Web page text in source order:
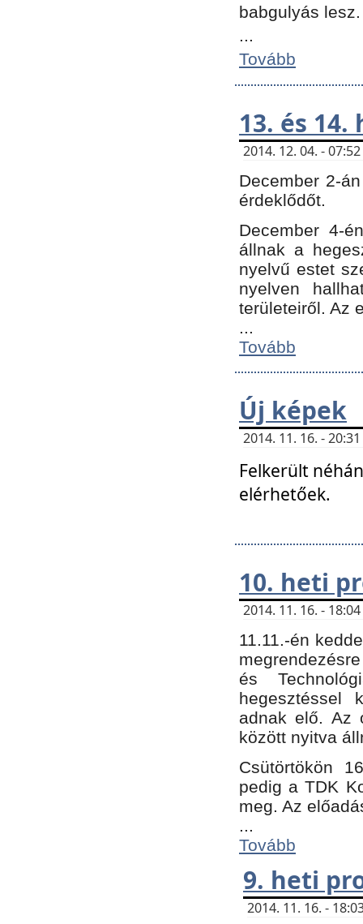
babgulyás
...
Tovább
13. és
2014. 12. 04. -
December 2-
érdeklődőt.
December 4-
állnak a
nyelvű estet
nyelven
területeiről. Az
...
Tovább
Új képek
2014. 11. 16. -
Felkerült
elérhetőek.
10. heti
2014. 11. 16. -
11.11.-én
és
hegesztéssel
adnak elő. Az
között nyitva
Csütörtökön
pedig a TDK
meg. Az
...
Tovább
9. heti
2014. 11. 16. -